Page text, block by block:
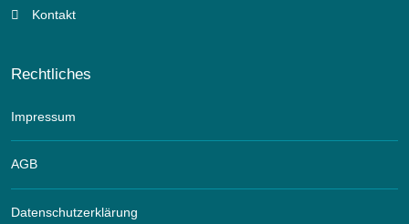
Kontakt
Rechtliches
Impressum
AGB
Datenschutzerklärung